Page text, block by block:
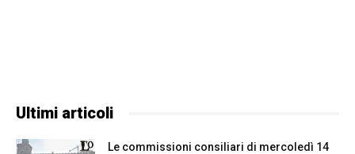
Ultimi articoli
Le commissioni consiliari di mercoledì 14